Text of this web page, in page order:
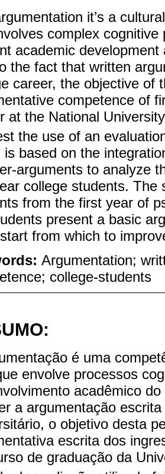
it’s a
complex
academic
the fact that written
career, the objective of
competence of
at the National
the use of an
is based on the
arguments to analyze
college students. The
from the first year of
present a basic
from which to
Argumentation;
college-students
é uma
envolve processos
acadêmico
a argumentação
o objetivo desta
escrita dos
de graduação da